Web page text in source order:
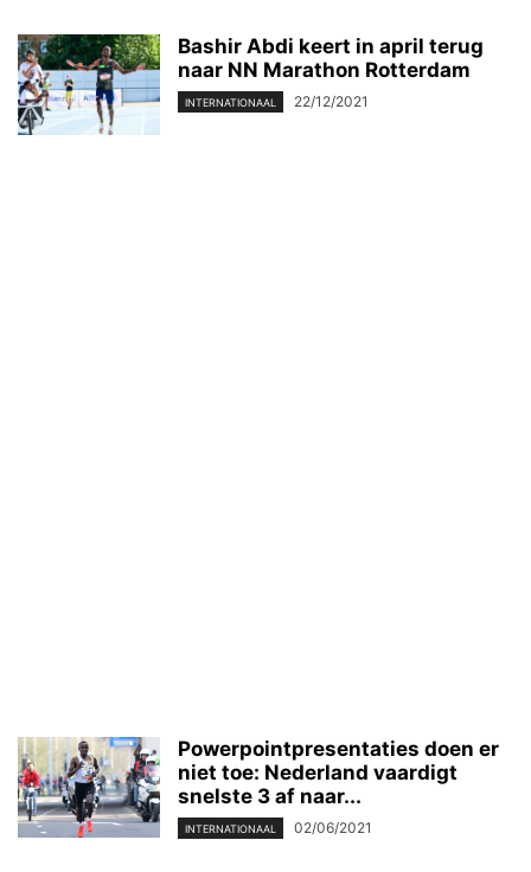
Bashir Abdi keert in april terug
naar NN Marathon Rotterdam
INTERNATIONAAL 22/12/2021
Powerpointpresentaties doen er
niet toe: Nederland vaardigt
snelste 3 af naar...
INTERNATIONAAL 02/06/2021